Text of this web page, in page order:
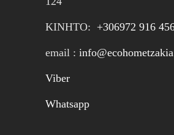
ΚΙΝΗTΟ: +306972 916
email :
Viber
Whatsapp